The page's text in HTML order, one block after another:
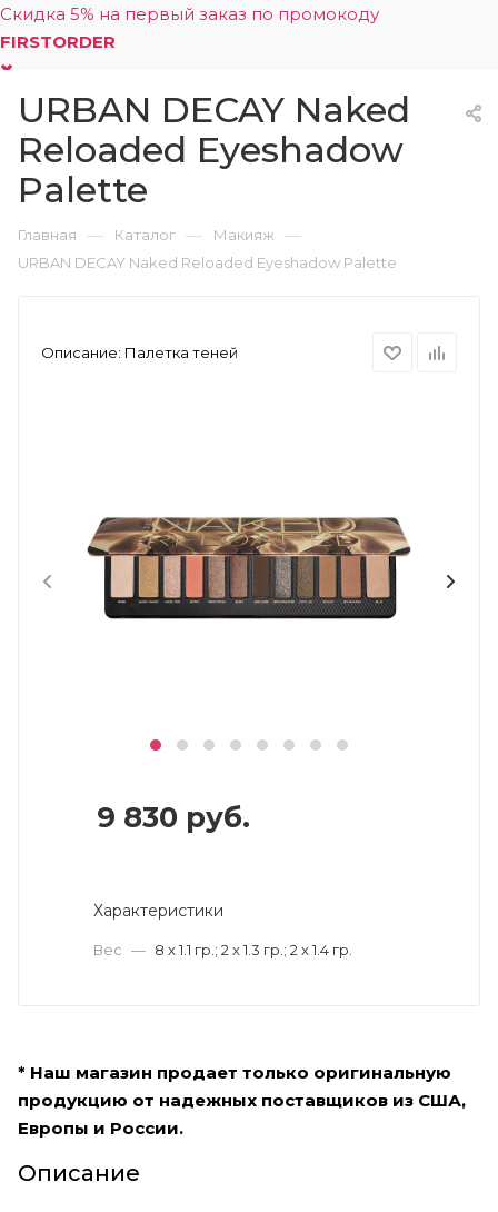
Скидка 5% на первый заказ по промокоду
FIRSTORDER
0
URBAN DECAY Naked
Reloaded Eyeshadow
Palette
Главная — Каталог — Макияж —
URBAN DECAY Naked Reloaded Eyeshadow Palette
Описание: Палетка теней
9 830 руб.
Характеристики
Вес — 8 x 1.1 гр.; 2 x 1.3 гр.; 2 x 1.4 гр.
* Наш магазин продает только оригинальную
продукцию от надежных поставщиков из США,
Европы и России.
Описание